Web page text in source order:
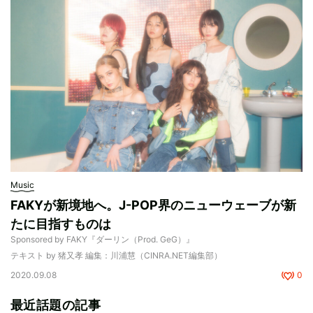
Music
FAKYが新境地へ。J-POP界のニューウェーブが新
たに目指すものは
Sponsored by FAKY『ダーリン（Prod. GeG）』
テキスト by 猪又孝 編集：川浦慧（CINRA.NET編集部）
2020.09.08
0
最近話題の記事